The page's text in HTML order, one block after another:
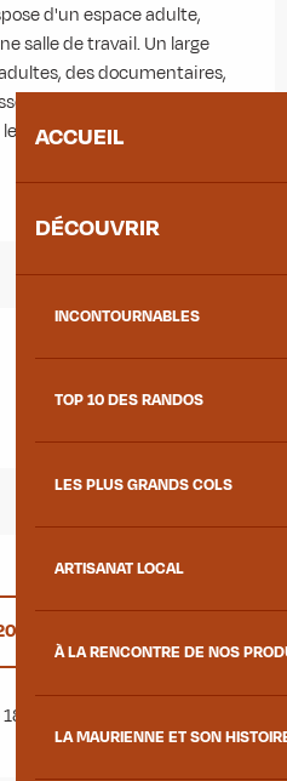
ACCUEIL
DÉCOUVRIR
INCONTOURNABLES
TOP 10 DES RANDOS
LES PLUS GRANDS COLS
ARTISANAT LOCAL
À LA RENCONTRE DE NOS
LA MAURIENNE ET SON
d'un espace adulte,
salle de travail. Un large
des documentaires,
des BD, des revus, des
4 février 2026